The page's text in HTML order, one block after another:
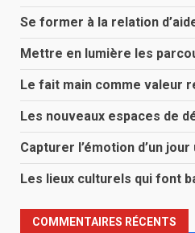
Se former à la relation
Mettre en lumière les
Le fait main comme valeur
Les nouveaux espaces de
Capturer l’émotion d’un jour
Les lieux culturels qui font
COMMENTAIRES RÉCENTS